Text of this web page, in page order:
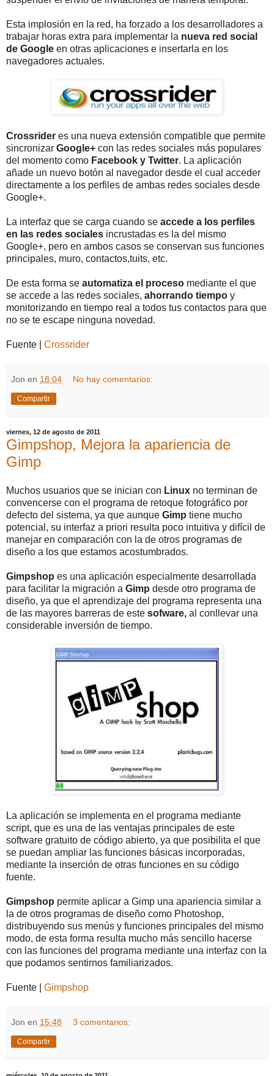
Esta implosión en la red, ha forzado a los desarrolladores a
trabajar horas extra para implementar la nueva red social
de Google en otras aplicaciones e insertarla en los
navegadores actuales.
Crossrider es una nueva extensión compatible que permite
sincronizar Google+ con las redes sociales más populares
del momento como Facebook y Twitter. La aplicación
añade un nuevo botón al navegador desde el cual acceder
directamente a los perfiles de ambas redes sociales desde
Google+.
La interfaz que se carga cuando se accede a los perfiles
en las redes sociales incrustadas es la del mismo
Google+, pero en ambos casos se conservan sus funciones
principales, muro, contactos,tuits, etc.
De esta forma se automatiza el proceso mediante el que
se accede a las redes sociales, ahorrando tiempo y
monitorizando en tiempo real a todos tus contactos para que
no se te escape ninguna novedad.
Fuente | Crossrider
Jon en 18:04 No hay comentarios:
Compartir
viernes, 12 de agosto de 2011
Gimpshop, Mejora la apariencia de
Gimp
Muchos usuarios que se inician con Linux no terminan de
convencerse con el programa de retoque fotográfico por
defecto del sistema, ya que aunque Gimp tiene mucho
potencial, su interfaz a priori resulta poco intuitiva y difícil de
manejar en comparación con la de otros programas de
diseño a los que estamos acostumbrados.
Gimpshop es una aplicación especialmente desarrollada
para facilitar la migración a Gimp desde otro programa de
diseño, ya que el aprendizaje del programa representa una
de las mayores barreras de este sofware, al conllevar una
considerable inversión de tiempo.
La aplicación se implementa en el programa mediante
script, que es una de las ventajas principales de este
software gratuito de código abierto, ya que posibilita el que
se puedan ampliar las funciones básicas incorporadas,
mediante la inserción de otras funciones en su código
fuente.
Gimpshop permite aplicar a Gimp una apariencia similar a
la de otros programas de diseño como Photoshop,
distribuyendo sus menús y funciones principales del mismo
modo, de esta forma resulta mucho más sencillo hacerse
con las funciones del programa mediante una interfaz con la
que podamos sentirnos familiarizados.
Fuente | Gimpshop
Jon en 15:48 3 comentarios:
Compartir